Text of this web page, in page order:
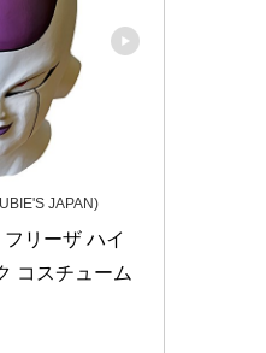
JAPAN)
リーザ ハイ
コスチューム